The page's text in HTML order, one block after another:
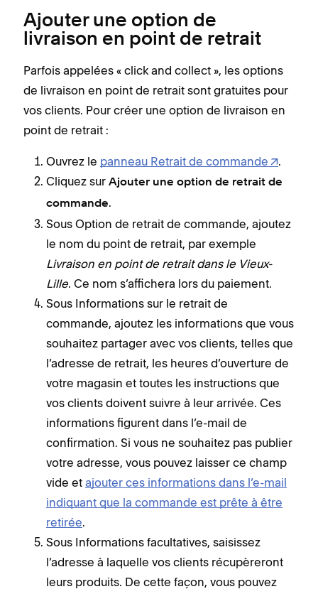
Ajouter une option de
livraison en point de retrait
Parfois appelées « click and collect », les options
de livraison en point de retrait sont gratuites pour
vos clients. Pour créer une option de livraison en
point de retrait :
Ouvrez le panneau Retrait de commande
.
Cliquez sur Ajouter une option de retrait de
commande.
Sous Option de retrait de commande, ajoutez
le nom du point de retrait, par exemple
Livraison en point de retrait dans le Vieux-
Lille. Ce nom s’affichera lors du paiement.
Sous Informations sur le retrait de
commande, ajoutez les informations que vous
souhaitez partager avec vos clients, telles que
l’adresse de retrait, les heures d’ouverture de
votre magasin et toutes les instructions que
vos clients doivent suivre à leur arrivée. Ces
informations figurent dans l’e-mail de
confirmation. Si vous ne souhaitez pas publier
votre adresse, vous pouvez laisser ce champ
vide et ajouter ces informations dans l’e-mail
indiquant que la commande est prête à être
retirée.
Sous Informations facultatives, saisissez
l’adresse à laquelle vos clients récupèreront
leurs produits. De cette façon, vous pouvez